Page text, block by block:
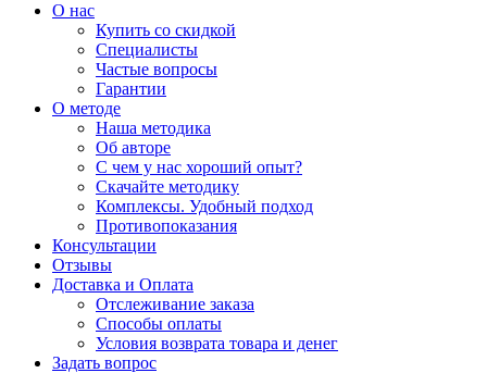
О нас
Купить со скидкой
Специалисты
Частые вопросы
Гарантии
О методе
Наша методика
Об авторе
С чем у нас хороший опыт?
Скачайте методику
Комплексы. Удобный подход
Противопоказания
Консультации
Отзывы
Доставка и Оплата
Отслеживание заказа
Способы оплаты
Условия возврата товара и денег
Задать вопрос